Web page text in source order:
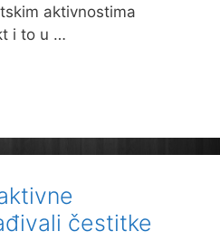
aktivnostima
i to u …
čestitke